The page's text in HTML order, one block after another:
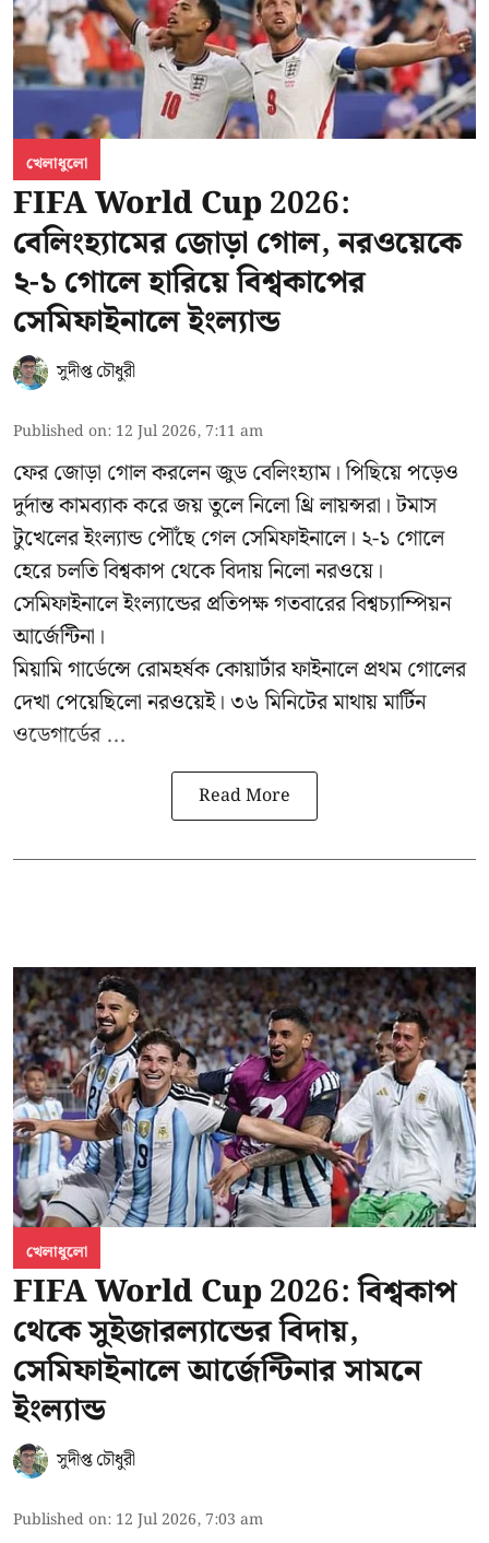
খেলাধুলো
FIFA World Cup 2026:
বেলিংহ্যামের জোড়া গোল, নরওয়েকে
২-১ গোলে হারিয়ে বিশ্বকাপের
সেমিফাইনালে ইংল্যান্ড
সুদীপ্ত চৌধুরী
Published on: 12 Jul 2026, 7:11 am
ফের জোড়া গোল করলেন জুড বেলিংহ্যাম। পিছিয়ে পড়েও
দুর্দান্ত কামব্যাক করে জয় তুলে নিলো থ্রি লায়ন্সরা। টমাস
টুখেলের ইংল্যান্ড পৌঁছে গেল সেমিফাইনালে। ২-১ গোলে
হেরে চলতি বিশ্বকাপ থেকে বিদায় নিলো নরওয়ে।
সেমিফাইনালে ইংল্যান্ডের প্রতিপক্ষ গতবারের বিশ্বচ্যাম্পিয়ন
আর্জেন্টিনা।
মিয়ামি গার্ডেন্সে রোমহর্ষক কোয়ার্টার ফাইনালে প্রথম গোলের
দেখা পেয়েছিলো নরওয়েই। ৩৬ মিনিটের মাথায় মার্টিন
ওডেগার্ডের ...
Read More
খেলাধুলো
FIFA World Cup 2026: বিশ্বকাপ
থেকে সুইজারল্যান্ডের বিদায়,
সেমিফাইনালে আর্জেন্টিনার সামনে
ইংল্যান্ড
সুদীপ্ত চৌধুরী
Published on: 12 Jul 2026, 7:03 am